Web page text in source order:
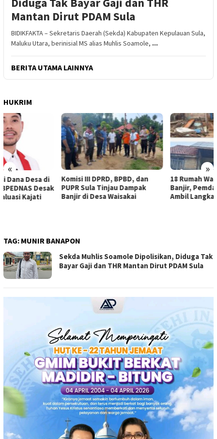
Mantan Dirut PDAM Sula
BIDIKFAKTA – Sekretaris Daerah (Sekda) Kabupaten Kepulauan Sula,
Maluku Utara, berinisial MS alias Muhlis Soamole, ...
BERITA UTAMA LAINNYA
HUKRIM
« »
Komisi III DPRD, BPBD, dan
PUPR Sula Tinjau Dampak
Banjir di Desa Waisakai
18 Rumah Warga Terendam
Banjir, Pemda Sula Diminta
Ambil Langkah
TAG: MUNIR BANAPON
Sekda Muhlis Soamole Dipolisikan, Diduga Tak
Bayar Gaji dan THR Mantan Dirut PDAM Sula